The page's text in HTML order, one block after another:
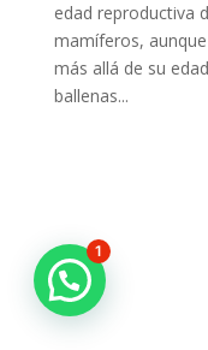
edad reproductiva
mamíferos,
más allá de su
ballenas...
1